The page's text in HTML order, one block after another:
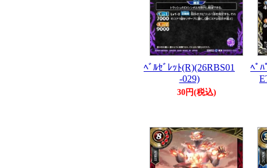
ﾍﾞﾙｾﾞﾚｯﾄ(R)(26RBS01
-029)
30円(税込)
ﾍﾟﾊ